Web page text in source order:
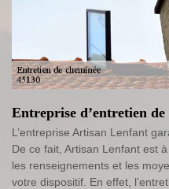
Entreprise d’entretien de
L’entreprise Artisan Lenfant
De ce fait, Artisan Lenfant est
les renseignements et les
votre dispositif. En effet,